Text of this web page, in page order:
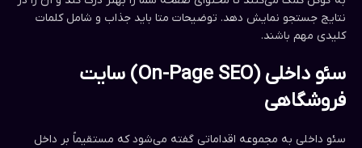
نتایج جستجو نمایش دهد. توضیحات متا باید جذاب و شامل کلمات
کلیدی مهم باشند.
سئو داخلی (On-Page SEO) سایت
فروشگاهی
سئو داخلی به مجموعه اقداماتی گفته می‌شود که مستقیماً بر داخل